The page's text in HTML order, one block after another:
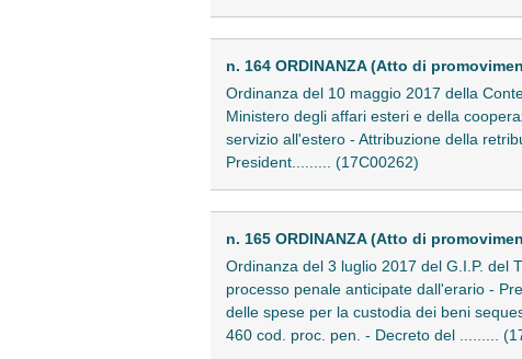
n. 164 ORDINANZA (Atto di
Ordinanza del 10 maggio 2017 della
Ministero degli affari esteri e della
servizio all'estero - Attribuzione della
President......... (17C00262)
n. 165 ORDINANZA (Atto di
Ordinanza del 3 luglio 2017 del G.I.P. del
processo penale anticipate dall'erario -
delle spese per la custodia dei beni
460 cod. proc. pen. - Decreto del .........